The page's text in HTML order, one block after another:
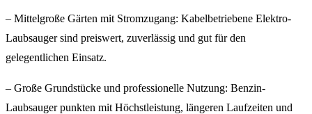
– Mittelgroße Gärten mit Stromzugang: Kabelbetriebene Elektro-
Laubsauger sind preiswert, zuverlässig und gut für den
gelegentlichen Einsatz.
– Große Grundstücke und professionelle Nutzung: Benzin-
Laubsauger punkten mit Höchstleistung, längeren Laufzeiten und